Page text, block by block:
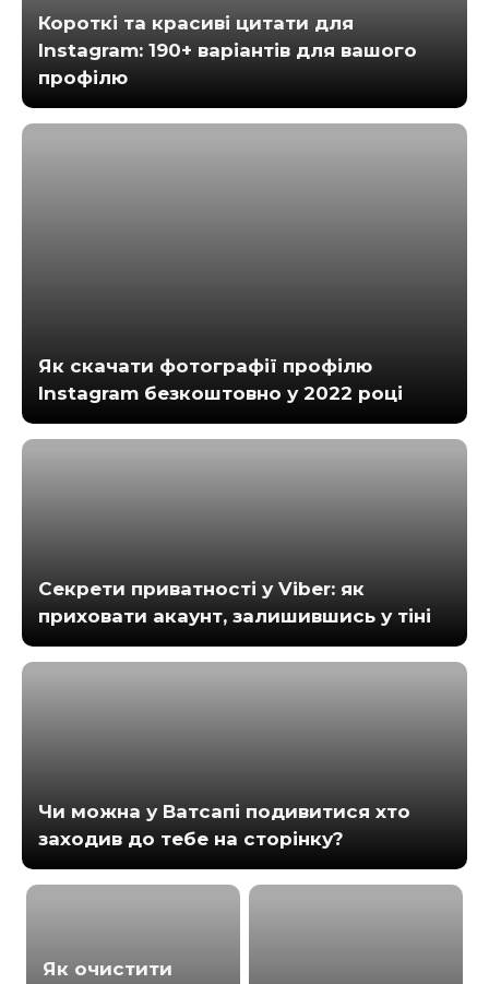
Короткі та красиві цитати для
Instagram: 190+ варіантів для вашого
профілю
Як скачати фотографії профілю
Instagram безкоштовно у 2022 році
Секрети приватності у Viber: як
приховати акаунт, залишившись у тіні
Чи можна у Ватсапі подивитися хто
заходив до тебе на сторінку?
Як очистити